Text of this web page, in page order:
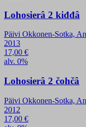
Lohosierâ 2 kiđđâ
Päivi Okkonen-Sotka,
2013
17,00 €
alv. 0%
Lohosierâ 2 čohčâ
Päivi Okkonen-Sotka,
2012
17,00 €